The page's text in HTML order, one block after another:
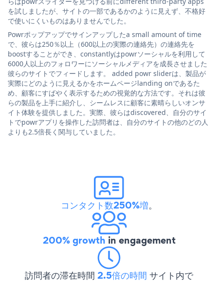
を試しましたが、サイトの一部であるかのように見えず、不格好
で使いにくいものはありませんでした。
Powrポップアップでサインアップしたa small amount of time
で、彼らは250％以上（600以上の実際の連絡先）の連絡先を
boostすることができ、constantlyはpowrソーシャルを利用して
6000人以上のフォロワーにソーシャルメディアを成長させました
彼らのサイトでフィードします。 added powr sliderは、製品が
実際にどのように見えるかをホームページlanding onであるた
め、顧客にすばやく表示するための視覚的な方法です。それは彼
らの製品を上手に紹介し、シームレスに顧客に素晴らしいオンサ
イト体験を提供しました。実際、彼らはdiscovered、自分のサイ
トでpowrアプリを操作した訪問者は、自分のサイトの他のどの人
よりも2.5倍長く関与していました。
コンタクト数250%増。
200% growth in engagement
訪問者の滞在時間 2.5倍の時間 サイト内で